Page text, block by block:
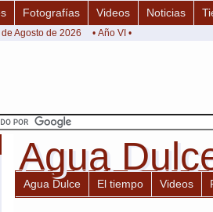
Fotografías Videos Noticias
Agosto de 2026 • Año VI •
Agua
Agua
Agua Dulce El tiempo Videos